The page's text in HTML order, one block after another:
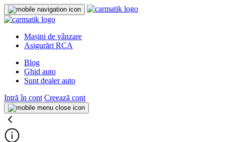
Mașini de vânzare
Asigurări RCA
Blog
Ghid auto
Sunt dealer auto
Intră în cont Creează cont